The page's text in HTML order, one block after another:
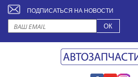
ПОДПИСАТЬСЯ НА НОВОСТИ